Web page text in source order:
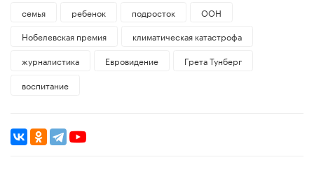
семья
ребенок подросток
ООН
Нобелевская премия
климатическая катастрофа
журналистика
Евровидение
Грета Тунберг
воспитание